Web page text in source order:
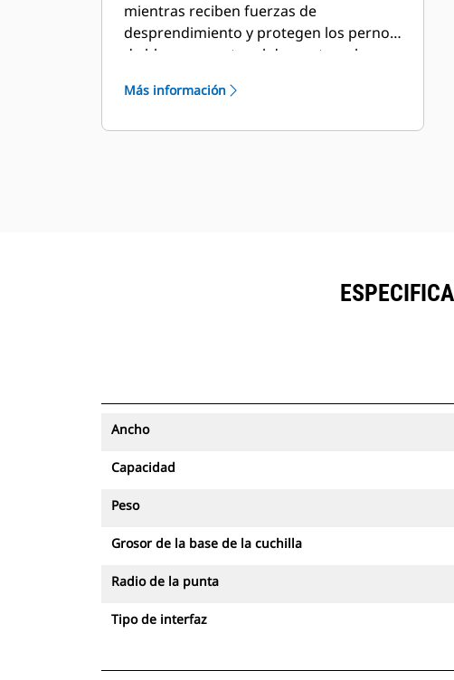
mientras reciben fuerzas de
desprendimiento y protegen los pernos
de bloqueo contra el desgaste y el
Más información
Ancho
Capacidad
Peso
Grosor de la base de la cuchilla
Radio de la punta
Tipo de interfaz